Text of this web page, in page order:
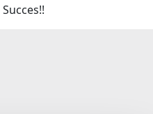
Succes!!